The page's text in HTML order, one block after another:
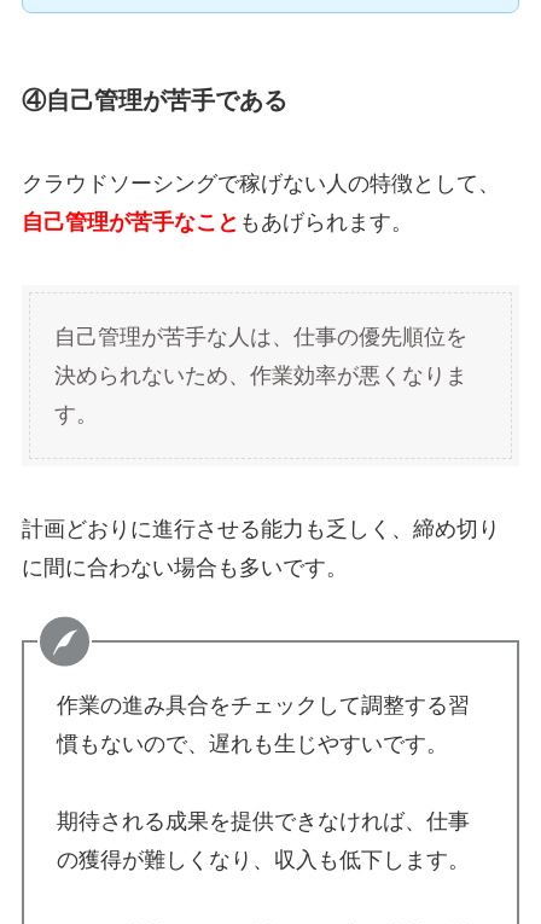
④自己管理が苦手である
クラウドソーシングで稼げない人の特徴として、
自己管理が苦手なこと もあげられます。
自己管理が苦手な人は、仕事の優先順位を
決められないため、作業効率が悪くなりま
す。
計画どおりに進行させる能力も乏しく、締め切り
に間に合わない場合も多いです。
作業の進み具合をチェックして調整する習
慣もないので、遅れも生じやすいです。
期待される成果を提供できなければ、仕事
の獲得が難しくなり、収入も低下します。